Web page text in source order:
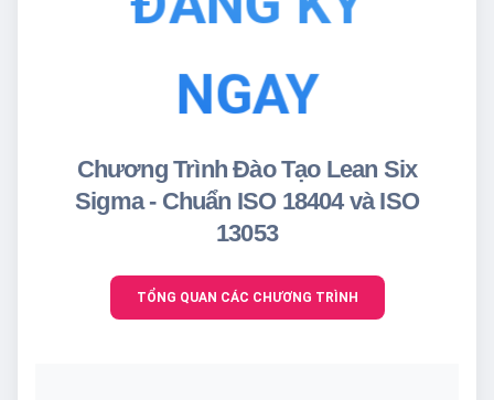
NGAY
Chương Trình Đào Tạo Lean Six
Sigma - Chuẩn ISO 18404 và ISO
13053
TỔNG QUAN CÁC CHƯƠNG TRÌNH